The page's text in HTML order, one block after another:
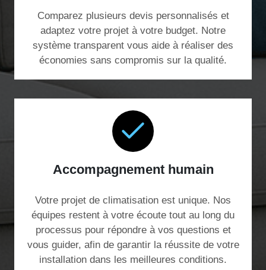
Comparez plusieurs devis personnalisés et
adaptez votre projet à votre budget. Notre
système transparent vous aide à réaliser des
économies sans compromis sur la qualité.
Accompagnement humain
Votre projet de climatisation est unique. Nos
équipes restent à votre écoute tout au long du
processus pour répondre à vos questions et
vous guider, afin de garantir la réussite de votre
installation dans les meilleures conditions.